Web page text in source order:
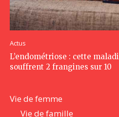
Actus
L’endométriose : cette
souffrent 2 frangines sur 10
Vie de femme
Vie de famille